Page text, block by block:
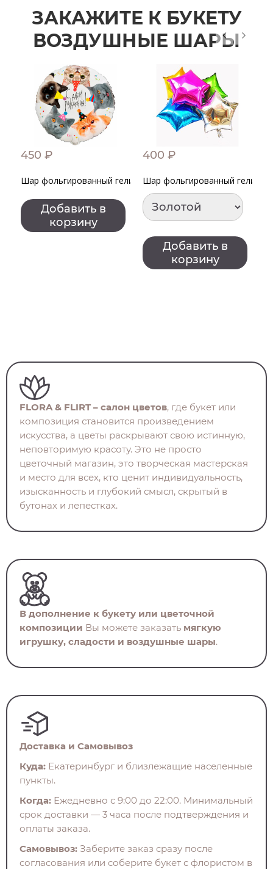
ЗАКАЖИТЕ К БУКЕТУ
ВОЗДУШНЫЕ ШАРЫ
450 ₽
Шар фольгированный гелиевый "С днем рождения!" Котики
Добавить в
корзину
400 ₽
Шар фольгированный
Добавить в
корзину
FLORA & FLIRT – салон цветов, где букет или
композиция становится произведением
искусства, а цветы раскрывают свою истинную,
неповторимую красоту. Это не просто
цветочный магазин, это творческая мастерская
и место для всех, кто ценит индивидуальность,
изысканность и глубокий смысл, скрытый в
бутонах и лепестках.
В дополнение к букету или цветочной
композиции Вы можете заказать мягкую
игрушку, сладости и воздушные шары.
Доставка и Самовывоз
Куда: Екатеринбург и близлежащие населенные
пункты.
Когда: Ежедневно с 9:00 до 22:00. Минимальный
срок доставки — 3 часа после подтверждения и
оплаты заказа.
Самовывоз: Заберите заказ сразу после
согласования или соберите букет с флористом в